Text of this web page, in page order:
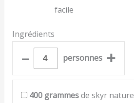
facile
Ingrédients
– personnes +
400 grammesde skyr nature